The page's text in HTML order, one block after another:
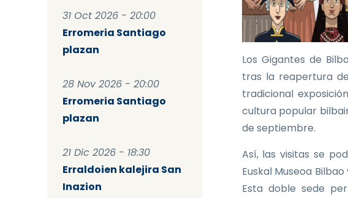
31 Oct 2026 - 20:00
Erromeria Santiago
plazan
28 Nov 2026 - 20:00
Erromeria Santiago
plazan
21 Dic 2026 - 18:30
Erraldoien kalejira San
Inazion
Los Gigantes de
tras la reapertura
tradicional
cultura popular
de septiembre.
Así, las visitas se
Euskal Museoa
Esta doble sede